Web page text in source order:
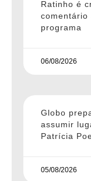
Ratinho é
comentário
programa
06/08/2026
Globo
assumir
Patrícia
05/08/2026